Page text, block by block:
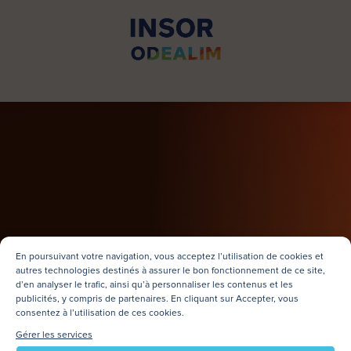
En poursuivant votre navigation, vous acceptez l’utilisation de cookies et
autres technologies destinés à assurer le bon fonctionnement de ce site,
d’en analyser le trafic, ainsi qu’à personnaliser les contenus et les
publicités, y compris de partenaires. En cliquant sur Accepter, vous
consentez à l’utilisation de ces cookies.
Gérer les services
MERCI !
Nos équipes prennent en charge